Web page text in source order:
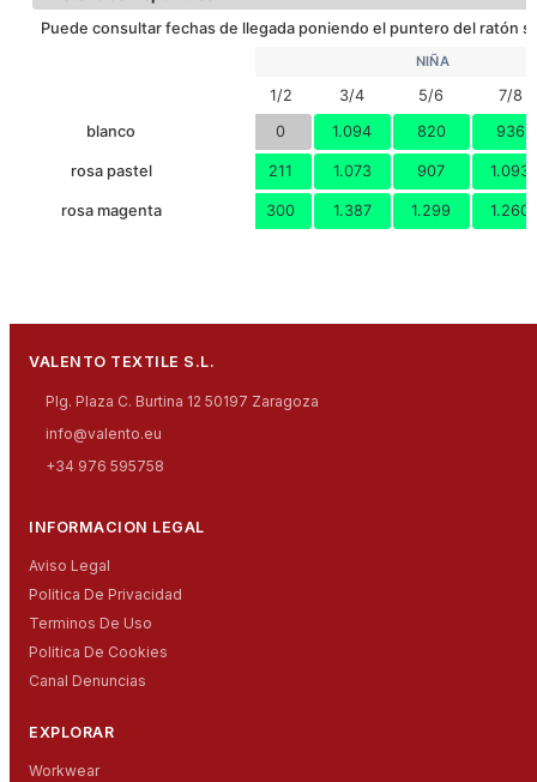
50x30x32
10.62 53x31x32
Puede consultar fechas de llegada poniendo el puntero del ratón
NIÑA
1/2 3/4 5/6
7/8
blanco
0 1.094 820 936
rosa pastel 211 1.073 907 1.093
rosa magenta 300 1.387 1.299 1.260
VALENTO TEXTILE S.L.
Plg. Plaza C. Burtina 12 50197 Zaragoza
info@valento.eu
+34 976 595758
INFORMACION LEGAL
Aviso Legal
Politica De Privacidad
Terminos De Uso
Politica De Cookies
Canal Denuncias
EXPLORAR
Workwear